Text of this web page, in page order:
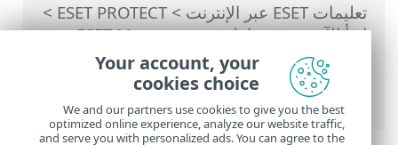
تعليمات ESET عبر الإنترنت >
ESET PROTECT
>
ابدأ الآن>نشر عامل ESET Management
>
نشر عن بُعد
ESET Remote Deployment
> افحص الشبكة المحلية بحثاً عن أجهزة
الكمبيوتر
Your account, your
cookies choice
We and our partners use cookies to give you the best
optimized online experience, analyze our website traffic,
and serve you with personalized ads. You can agree to the